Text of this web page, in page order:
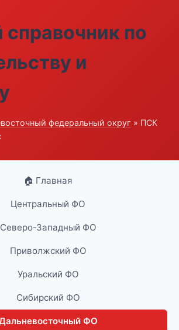
по
и
федеральный округ » ПСК
🏠 Главная
Центральный ФО
Северо-Западный ФО
Приволжский ФО
Уральский ФО
Сибирский ФО
ФО